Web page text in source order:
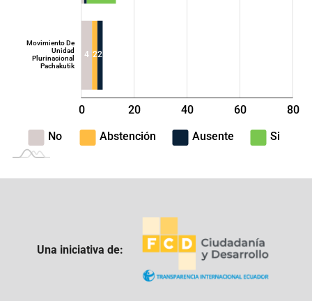
4 22
Movimiento De
Unidad
Plurinacional
Pachakutik
L
-40
-20
0 20 40 60 80
100
No
Abstención Ausente Si
Una iniciativa de: